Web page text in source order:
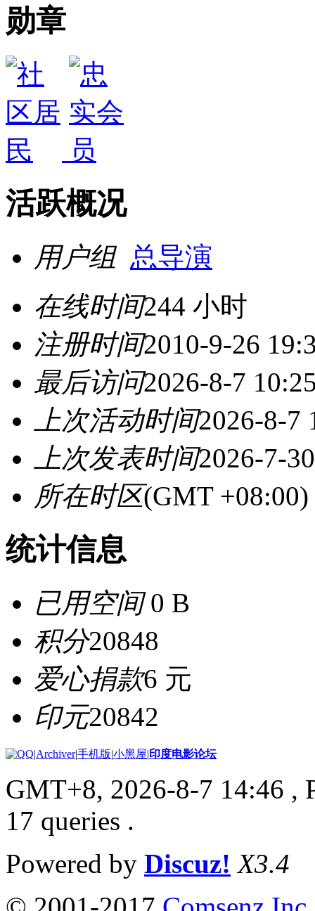
勋章
活跃概况
用户组 总导演
在线时间244 小时
注册时间2010-9-26
最后访问2026-8-7
上次活动时间2026-8-7
上次发表时间2026-7-
所在时区(GMT
统计信息
已用空间0 B
积分20848
爱心捐款6 元
印元20842
|Archiver|手机版|小黑屋|印度电影论坛
GMT+8, 2026-8-7 14:46 ,
17 queries .
Powered by Discuz! X3.4